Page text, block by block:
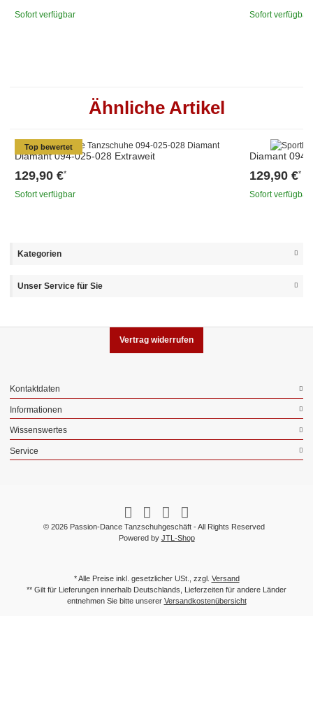
Sofort verfügbar Sofort verfügbar
Ähnliche Artikel
Top bewertet
Diamant 094-025-028 Extraweit
129,90 €*
Sofort verfügbar
Diamant 094-
129,90 €*
Sofort verfügbar
Kategorien
Unser Service für Sie
Vertrag widerrufen
Kontaktdaten
Informationen
Wissenswertes
Service
© 2026 Passion-Dance Tanzschuhgeschäft - All Rights Reserved
Powered by JTL-Shop
* Alle Preise inkl. gesetzlicher USt., zzgl. Versand
** Gilt für Lieferungen innerhalb Deutschlands, Lieferzeiten für andere Länder
entnehmen Sie bitte unserer Versandkostenübersicht